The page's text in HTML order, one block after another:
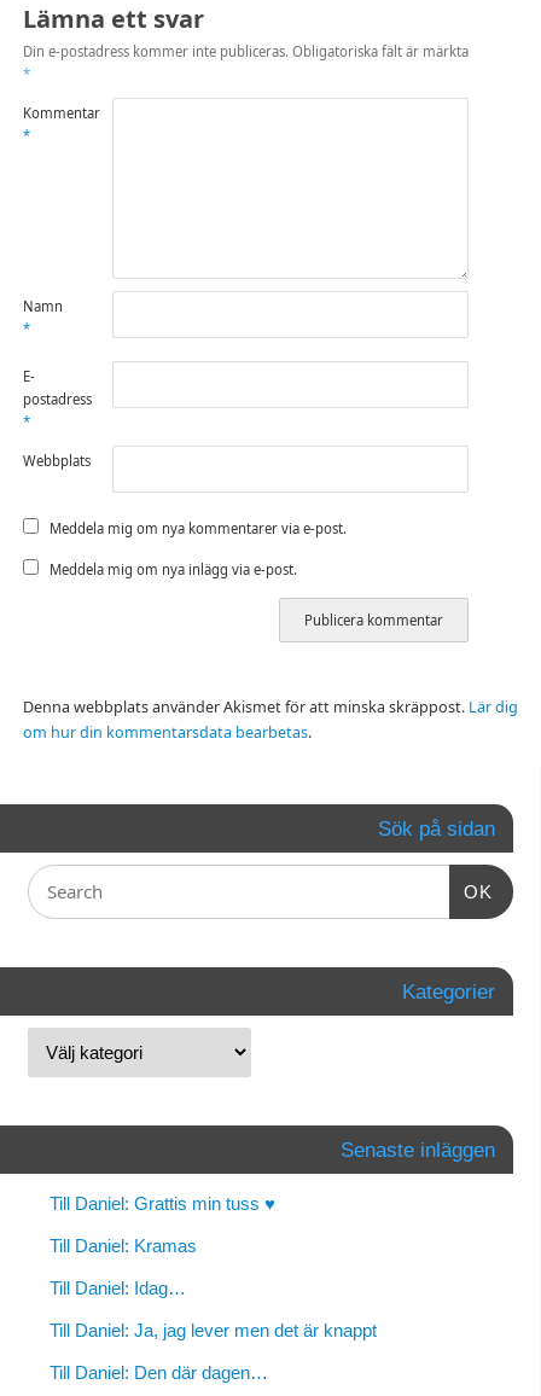
Lämna ett svar
Din e-postadress kommer inte publiceras. Obligatoriska fält är märkta
*
Kommentar
*
Namn
*
E-
postadress
*
Webbplats
Meddela mig om nya kommentarer via e-post.
Meddela mig om nya inlägg via e-post.
Denna webbplats använder Akismet för att minska skräppost. Lär dig
om hur din kommentarsdata bearbetas.
Sök på sidan
OK
Kategorier
Senaste inläggen
Till Daniel: Grattis min tuss ♥
Till Daniel: Kramas
Till Daniel: Idag…
Till Daniel: Ja, jag lever men det är knappt
Till Daniel: Den där dagen…